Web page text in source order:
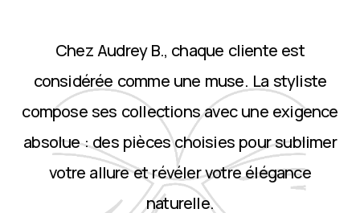
Chez Audrey B., chaque cliente est
considérée comme une muse. La styliste
compose ses collections avec une exigence
absolue : des pièces choisies pour sublimer
votre allure et révéler votre élégance
naturelle.